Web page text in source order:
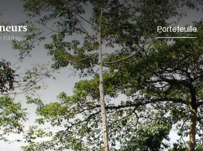
Portefeuille